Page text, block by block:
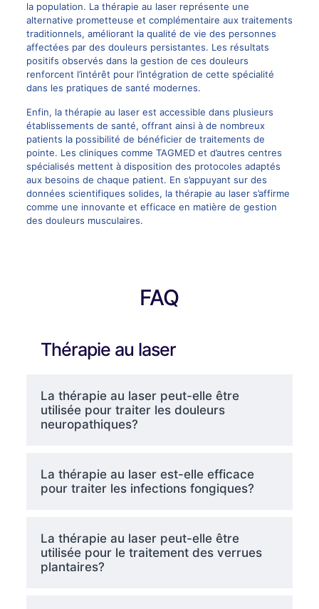
la population. La thérapie au laser représente une
alternative prometteuse et complémentaire aux traitements
traditionnels, améliorant la qualité de vie des personnes
affectées par des douleurs persistantes. Les résultats
positifs observés dans la gestion de ces douleurs
renforcent l’intérêt pour l’intégration de cette spécialité
dans les pratiques de santé modernes.
Enfin, la thérapie au laser est accessible dans plusieurs
établissements de santé, offrant ainsi à de nombreux
patients la possibilité de bénéficier de traitements de
pointe. Les cliniques comme TAGMEDet d’autres centres
spécialisés mettent à disposition des protocoles adaptés
aux besoins de chaque patient. En s’appuyant sur des
données scientifiques solides, la thérapie au laser s’affirme
comme une innovante et efficace en matière de gestion
des douleurs musculaires.
FAQ
Thérapie au laser
La thérapie au laser peut-elle être
utilisée pour traiter les douleurs
neuropathiques?
La thérapie au laser est-elle efficace
pour traiter les infections fongiques?
La thérapie au laser peut-elle être
utilisée pour le traitement des verrues
plantaires?